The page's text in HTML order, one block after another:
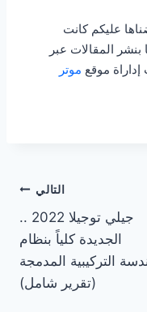
عليكم كانت
المقالات عبر
موقع موتر
التالي
جيلي توجيلا 2022 ..
الجديدة كلياً بنظام
التركيبية المدمجة
(تقرير شامل)